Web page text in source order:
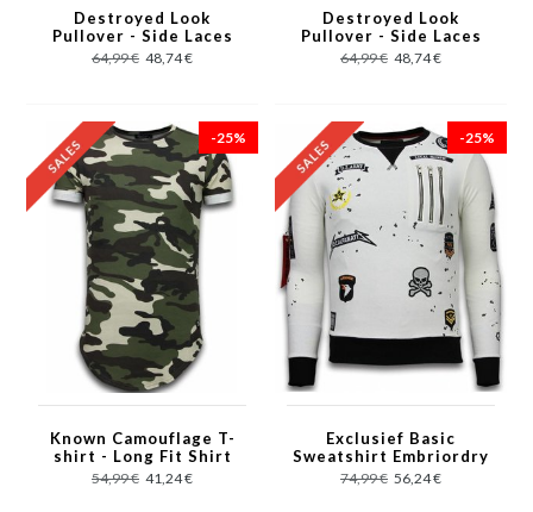
Destroyed Look
Pullover - Side Laces
Long Fit Sweatshirt -
64,99 € 48,74 €
Destroyed Look
Pullover - Side Laces
Long Fit Sweatshirt -
Schwarz
64,99 € 48,74 €
-25%
Known Camouflage T-
shirt - Long Fit Shirt
Army - Grün
54,99 € 41,24 €
-25%
Exclusief Basic
Sweatshirt Embriordry
- Sweatshirt Herren
Patches - Weiß
74,99 € 56,24 €